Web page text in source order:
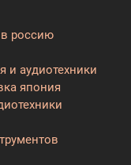
россию
и аудиотехники
япония